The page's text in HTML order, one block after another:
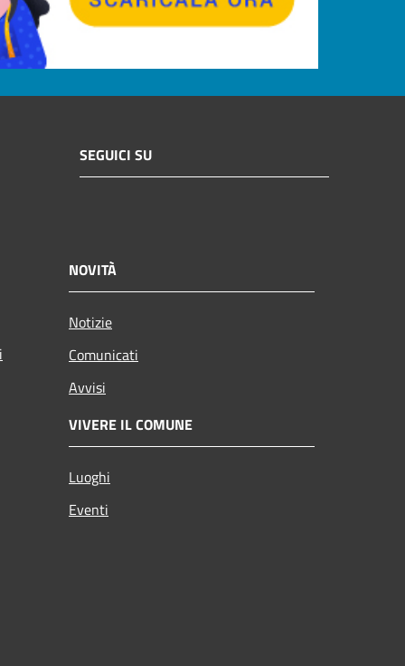
SEGUICI SU
NOVITÀ
Notizie
Comunicati
Avvisi
VIVERE IL COMUNE
Luoghi
Eventi